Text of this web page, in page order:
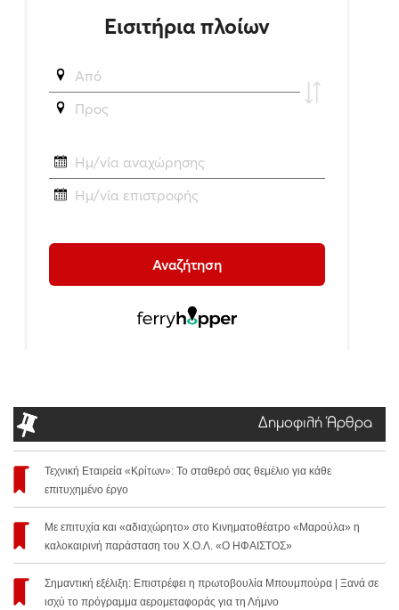
Δημοφιλή Άρθρα
Τεχνική Εταιρεία «Κρίτων»: Το σταθερό σας θεμέλιο για κάθε
επιτυχημένο έργο
Με επιτυχία και «αδιαχώρητο» στο Κινηματοθέατρο «Μαρούλα» η
καλοκαιρινή παράσταση του Χ.Ο.Λ. «Ο ΗΦΑΙΣΤΟΣ»
Σημαντική εξέλιξη: Επιστρέφει η πρωτοβουλία Μπουμπούρα | Ξανά σε
ισχύ το πρόγραμμα αερομεταφοράς για τη Λήμνο